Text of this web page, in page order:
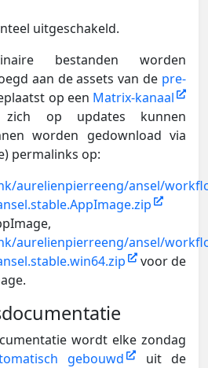
uitgeschakeld.
bestanden worden
aan de assets van de pre-
op een Matrix-kanaal
zich op updates kunnen
worden gedownload via
permalinks op:
aurelienpierreeng/ansel/
aurelienpierreeng/ansel/
voor de
wordt elke zondag
gebouwd
uit de